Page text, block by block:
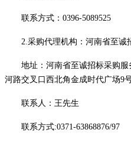
联系方式： 0396-5089525
2.采购代理机构：河南省至诚
地址：河南省至诚招标采购
河路交叉口西北角金成时代广场9
联系人： 王先生
联系方式:0371-63868876/97